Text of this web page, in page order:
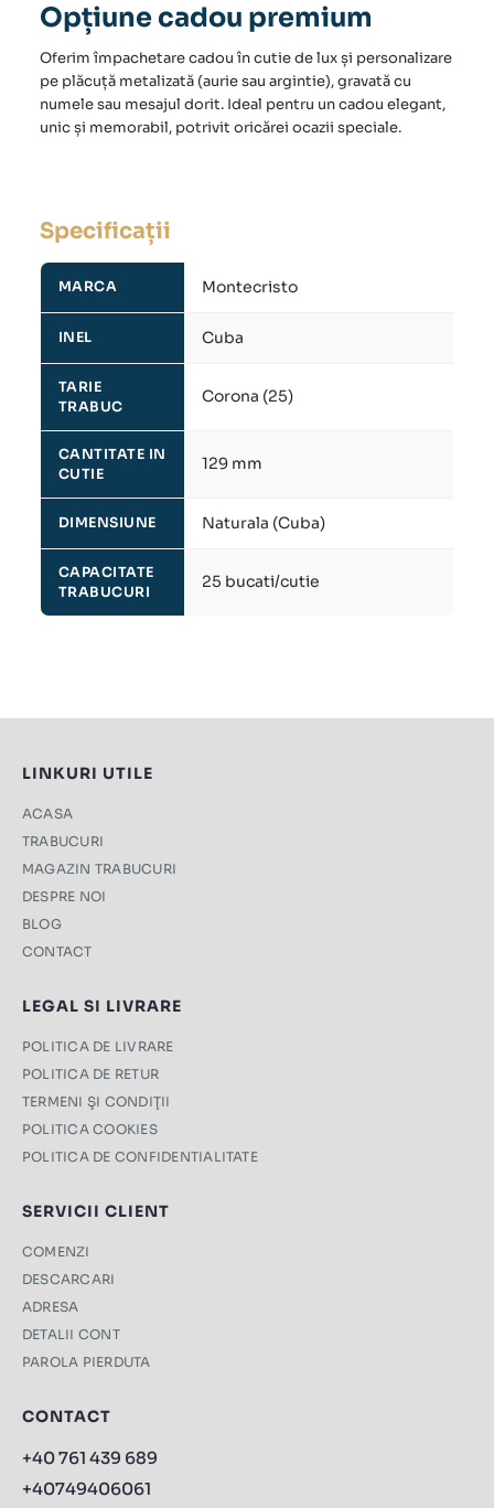
Opțiune cadou premium
Oferim împachetare cadou în cutie de lux și personalizare
pe plăcuță metalizată (aurie sau argintie), gravată cu
numele sau mesajul dorit. Ideal pentru un cadou elegant,
unic și memorabil, potrivit oricărei ocazii speciale.
Specificații
MARCA Montecristo
INEL Cuba
TARIE
TRABUC
Corona (25)
CANTITATE IN
CUTIE
129 mm
DIMENSIUNE Naturala (Cuba)
CAPACITATE
TRABUCURI
25 bucati/cutie
LINKURI UTILE
ACASA
TRABUCURI
MAGAZIN TRABUCURI
DESPRE NOI
BLOG
CONTACT
LEGAL SI LIVRARE
POLITICA DE LIVRARE
POLITICA DE RETUR
TERMENI ŞI CONDIŢII
POLITICA COOKIES
POLITICA DE CONFIDENTIALITATE
SERVICII CLIENT
COMENZI
DESCARCARI
ADRESA
DETALII CONT
PAROLA PIERDUTA
CONTACT
+40 761 439 689
+40749406061